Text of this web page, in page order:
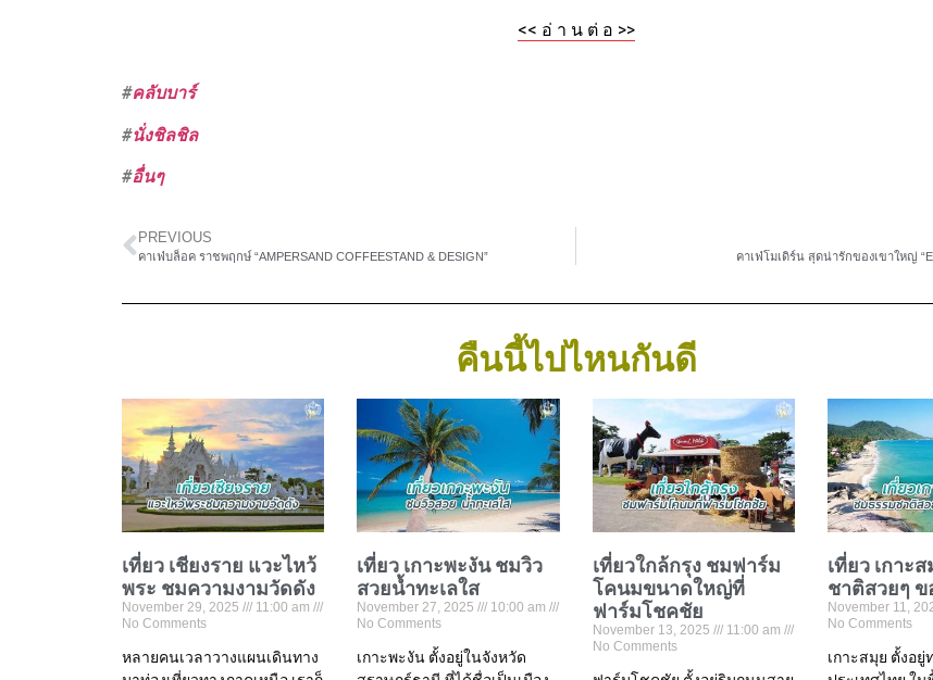
<< อ่ า น ต่ อ >>
#คลับบาร์
#นั่งชิลชิล
#อื่นๆ
PREVIOUS
คาเฟ่บล็อค ราชพฤกษ์ “AMPERSAND COFFEESTAND & DESIGN” คาเฟ่โมเดิร์น สุดน่ารักของเขาใหญ่
คืนนี้ไปไหนกันดี
เที่ยว เชียงราย แวะไหว้
พระ ชมความงามวัดดัง
November 29, 2025
11:00 am
No Comments
หลายคนเวลาวางแผนเดินทาง
เที่ยว เกาะพะงัน ชมวิว
สวยน้ำทะเลใส
November 27, 2025
10:00 am
No Comments
เกาะพะงัน ตั้งอยู่ในจังหวัด
เที่ยวใกล้กรุง ชมฟาร์ม
โคนมขนาดใหญ่ที่
ฟาร์มโชคชัย
November 13, 2025
11:00 am
No Comments
เที่ยว เกาะ
ชาติสวยๆ ข
November 11,
No Comments
เกาะสมุย ตั้งอยู่